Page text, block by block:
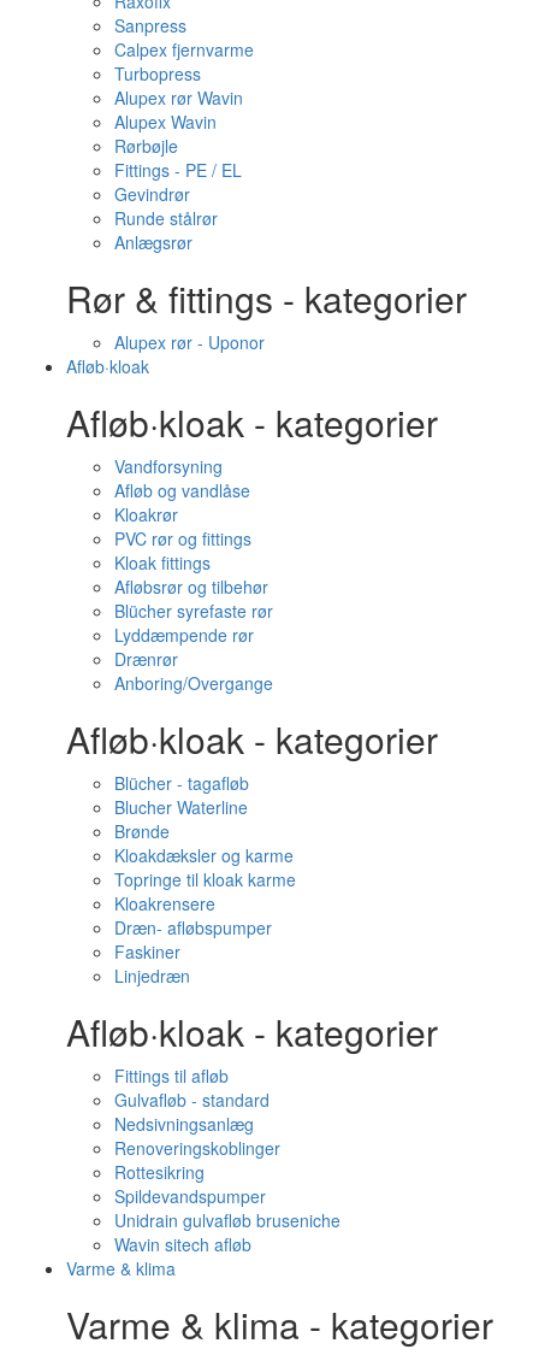
Sanpress
Calpex fjernvarme
Turbopress
Alupex rør Wavin
Alupex Wavin
Rørbøjle
Fittings - PE / EL
Gevindrør
Runde stålrør
Anlægsrør
Rør & fittings - kategorier
Alupex rør - Uponor
Afløb·kloak
Afløb·kloak - kategorier
Vandforsyning
Afløb og vandlåse
Kloakrør
PVC rør og fittings
Kloak fittings
Afløbsrør og tilbehør
Blücher syrefaste rør
Lyddæmpende rør
Drænrør
Anboring/Overgange
Afløb·kloak - kategorier
Blücher - tagafløb
Blucher Waterline
Brønde
Kloakdæksler og karme
Topringe til kloak karme
Kloakrensere
Dræn- afløbspumper
Faskiner
Linjedræn
Afløb·kloak - kategorier
Fittings til afløb
Gulvafløb - standard
Nedsivningsanlæg
Renoveringskoblinger
Rottesikring
Spildevandspumper
Unidrain gulvafløb bruseniche
Wavin sitech afløb
Varme & klima
Varme & klima - kategorier